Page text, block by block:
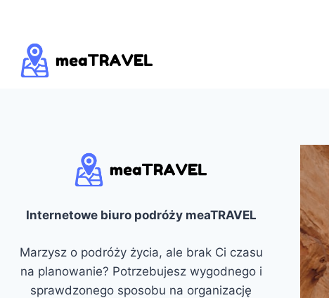
treści
Internetowe biuro podróży meaTRAVEL
Marzysz o podróży życia, ale brak Ci czasu
na planowanie? Potrzebujesz wygodnego i
sprawdzonego sposobu na organizację